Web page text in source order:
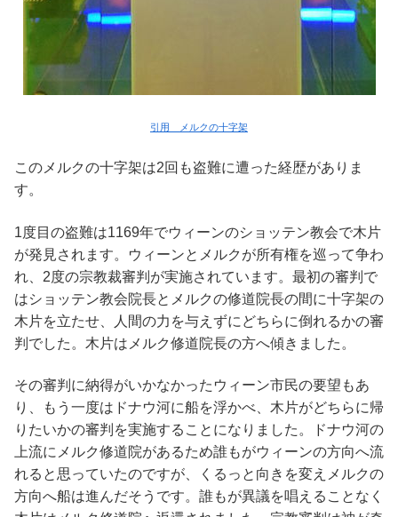
引用 メルクの十字架
このメルクの十字架は2回も盗難に遭った経歴がありま
す。
1度目の盗難は1169年でウィーンのショッテン教会で木片
が発見されます。ウィーンとメルクが所有権を巡って争わ
れ、2度の宗教裁審判が実施されています。最初の審判で
はショッテン教会院長とメルクの修道院長の間に十字架の
木片を立たせ、人間の力を与えずにどちらに倒れるかの審
判でした。木片はメルク修道院長の方へ傾きました。
その審判に納得がいかなかったウィーン市民の要望もあ
り、もう一度はドナウ河に船を浮かべ、木片がどちらに帰
りたいかの審判を実施することになりました。ドナウ河の
上流にメルク修道院があるため誰もがウィーンの方向へ流
れると思っていたのですが、くるっと向きを変えメルクの
方向へ船は進んだそうです。誰もが異議を唱えることなく